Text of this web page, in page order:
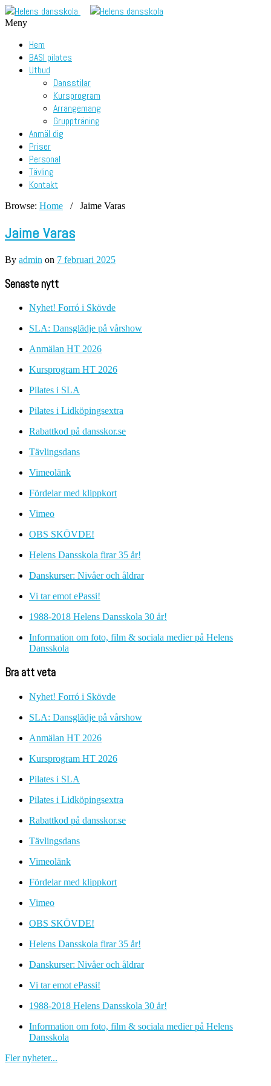
Meny
Hem
BASI pilates
Utbud
Dansstilar
Kursprogram
Arrangemang
Gruppträning
Anmäl dig
Priser
Personal
Tävling
Kontakt
Browse: Home / Jaime Varas
Jaime Varas
By admin on 7 februari 2025
Senaste nytt
Nyhet! Forró i Skövde
SLA: Dansglädje på vårshow
Anmälan HT 2026
Kursprogram HT 2026
Pilates i SLA
Pilates i Lidköpingsextra
Rabattkod på dansskor.se
Tävlingsdans
Vimeolänk
Fördelar med klippkort
Vimeo
OBS SKÖVDE!
Helens Dansskola firar 35 år!
Danskurser: Nivåer och åldrar
Vi tar emot ePassi!
1988-2018 Helens Dansskola 30 år!
Information om foto, film & sociala medier på Helens
Dansskola
Bra att veta
Nyhet! Forró i Skövde
SLA: Dansglädje på vårshow
Anmälan HT 2026
Kursprogram HT 2026
Pilates i SLA
Pilates i Lidköpingsextra
Rabattkod på dansskor.se
Tävlingsdans
Vimeolänk
Fördelar med klippkort
Vimeo
OBS SKÖVDE!
Helens Dansskola firar 35 år!
Danskurser: Nivåer och åldrar
Vi tar emot ePassi!
1988-2018 Helens Dansskola 30 år!
Information om foto, film & sociala medier på Helens
Dansskola
Fler nyheter...